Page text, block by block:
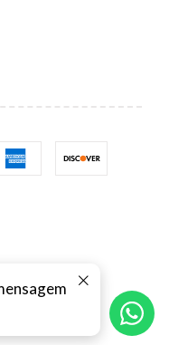
tecnologia